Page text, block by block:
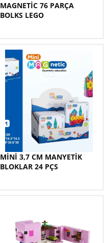
MAGNETİC 76 PARÇA
BOLKS LEGO
MİNİ 3,7 CM MANYETİK
BLOKLAR 24 PÇS